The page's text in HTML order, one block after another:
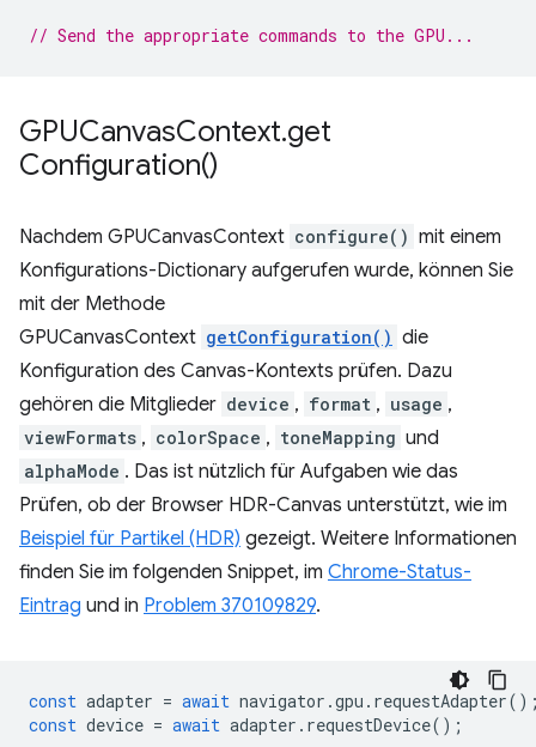
// Send the appropriate commands to the GPU...
GPUCanvasContext.get
Configuration()
Nachdem GPUCanvasContext configure() mit einem
Konfigurations-Dictionary aufgerufen wurde, können Sie
mit der Methode
GPUCanvasContext getConfiguration() die
Konfiguration des Canvas-Kontexts prüfen. Dazu
gehören die Mitglieder device , format , usage ,
viewFormats , colorSpace , toneMapping und
alphaMode . Das ist nützlich für Aufgaben wie das
Prüfen, ob der Browser HDR-Canvas unterstützt, wie im
Beispiel für Partikel (HDR) gezeigt. Weitere Informationen
finden Sie im folgenden Snippet, im Chrome-Status-
Eintrag und in Problem 370109829.
const adapter = await navigator .gpu . requestAdapter
const device = await adapter . requestDevice();